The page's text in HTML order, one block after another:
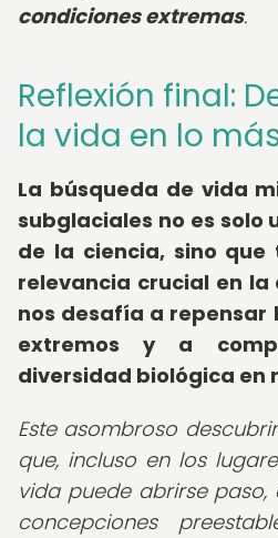
condiciones extremas.
Reflexión final:
la vida en lo
La búsqueda de vida
subglaciales no es solo
de la ciencia, sino
relevancia crucial en
nos desafía a repensar
extremos y a
diversidad biológica en
Este asombroso
que, incluso en los
vida puede abrirse paso,
concepciones